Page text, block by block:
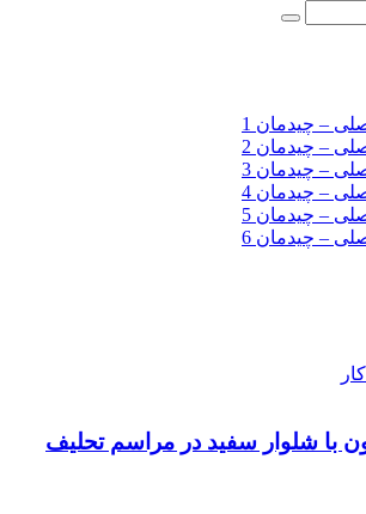
– چیدمان 1
– چیدمان 2
– چیدمان 3
– چیدمان 4
– چیدمان 5
– چیدمان 6
با شلوار سفید در مراسم تحلیف